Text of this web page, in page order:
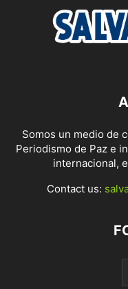
Somos un medio de
Periodismo de Paz e
internacional,
Contact us: